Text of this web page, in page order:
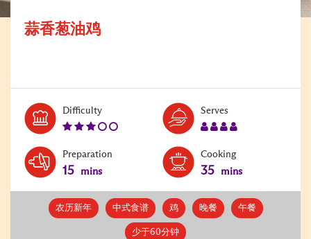
蒜香葱油鸡
DifficultyLevel:
Serves
Preparation
15 mins
Cooking
35 mins
农历新年 中式食谱 鸡 晚餐 午餐
少于60分钟